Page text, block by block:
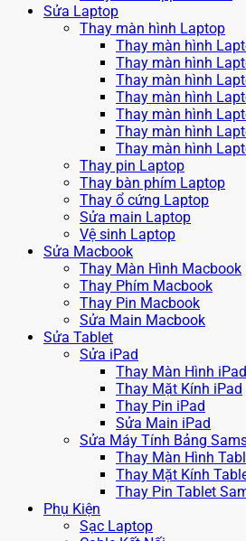
Sửa Laptop
Thay màn hình Laptop
Thay màn hình
Thay màn hình
Thay màn hình
Thay màn hình
Thay màn hình
Thay màn hình
Thay màn hình
Thay pin Laptop
Thay bàn phím Laptop
Thay ổ cứng Laptop
Sửa main Laptop
Vệ sinh Laptop
Sửa Macbook
Thay Màn Hình Macbook
Thay Phím Macbook
Thay Pin Macbook
Sửa Main Macbook
Sửa Tablet
Sửa iPad
Thay Màn Hình iPad
Thay Mặt Kính iPad
Thay Pin iPad
Sửa Main iPad
Sửa Máy Tính Bảng
Thay Màn Hình
Thay Mặt Kính
Thay Pin Tablet
Phụ Kiện
Sạc Laptop